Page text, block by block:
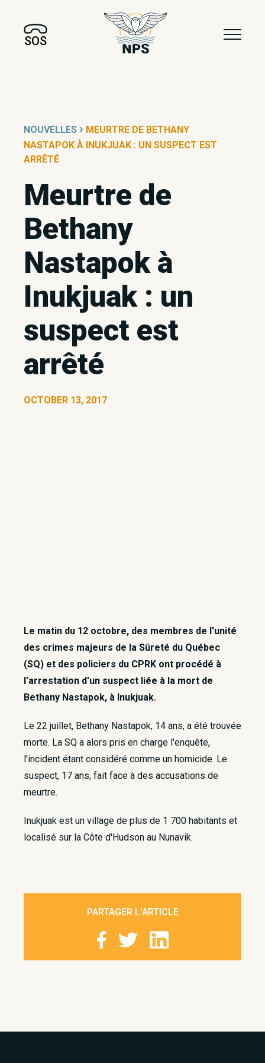
SOS
NOUVELLES › MEURTRE DE BETHANY
NASTAPOK À INUKJUAK : UN SUSPECT EST
ARRÊTÉ
Meurtre de
Bethany
Nastapok à
Inukjuak : un
suspect est
arrêté
OCTOBER 13, 2017
Le matin du 12 octobre, des membres de l'unité
des crimes majeurs de la Sûreté du Québec
(SQ) et des policiers du CPRK ont procédé à
l'arrestation d'un suspect liée à la mort de
Bethany Nastapok, à Inukjuak.
Le 22 juillet, Bethany Nastapok, 14 ans, a été trouvée
morte. La SQ a alors pris en charge l'enquête,
l'incident étant considéré comme un homicide. Le
suspect, 17 ans, fait face à des accusations de
meurtre.
Inukjuak est un village de plus de 1 700 habitants et
localisé sur la Côte d'Hudson au Nunavik.
PARTAGER L'ARTICLE